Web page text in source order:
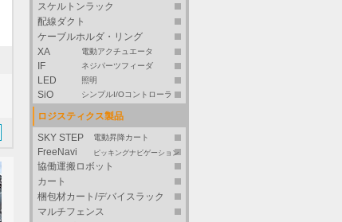
スケルトンラック
配線ダクト
ケーブルホルダ・リング
XA
電動アクチュエータ
IF ネジパーツフィーダ
LED 照明
SiO シンプルI/Oコントローラ
ロジスティクス製品
SKY STEP
電動昇降カート
FreeNavi ピッキングナビゲーション
協働運搬ロボット
カート
梱包材カート/デバイスラック
マルチフェンス